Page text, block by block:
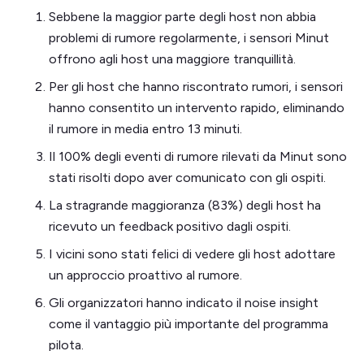
Sebbene la maggior parte degli host non abbia
problemi di rumore regolarmente, i sensori Minut
offrono agli host una maggiore tranquillità.
Per gli host che hanno riscontrato rumori, i sensori
hanno consentito un intervento rapido, eliminando
il rumore in media entro 13 minuti.
Il 100% degli eventi di rumore rilevati da Minut sono
stati risolti dopo aver comunicato con gli ospiti.
La stragrande maggioranza (83%) degli host ha
ricevuto un feedback positivo dagli ospiti.
I vicini sono stati felici di vedere gli host adottare
un approccio proattivo al rumore.
Gli organizzatori hanno indicato il noise insight
come il vantaggio più importante del programma
pilota.